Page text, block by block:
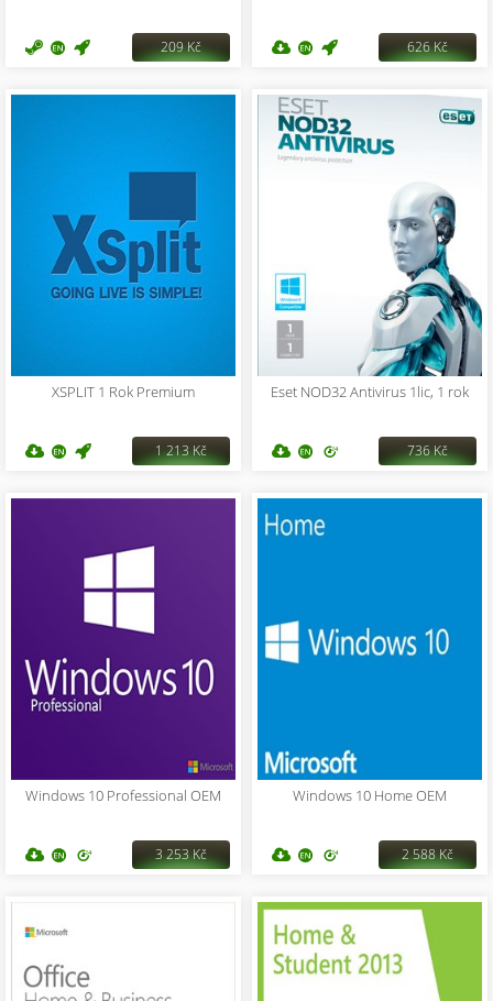
209 Kč 626 Kč
XSPLIT 1 Rok Premium
1 213 Kč
Eset NOD32 Antivirus 1lic, 1 rok
736 Kč
Windows 10 Professional OEM
3 253 Kč
Windows 10 Home OEM
2 588 Kč